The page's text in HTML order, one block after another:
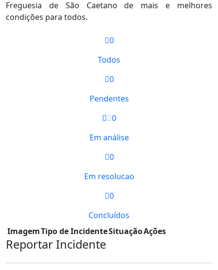
Freguesia de São Caetano de mais e melhores
condições para todos.
0
Todos
0
Pendentes
0
Em análise
0
Em resolucao
0
Concluídos
ImagemTipo de IncidenteSituaçãoAções
Reportar Incidente